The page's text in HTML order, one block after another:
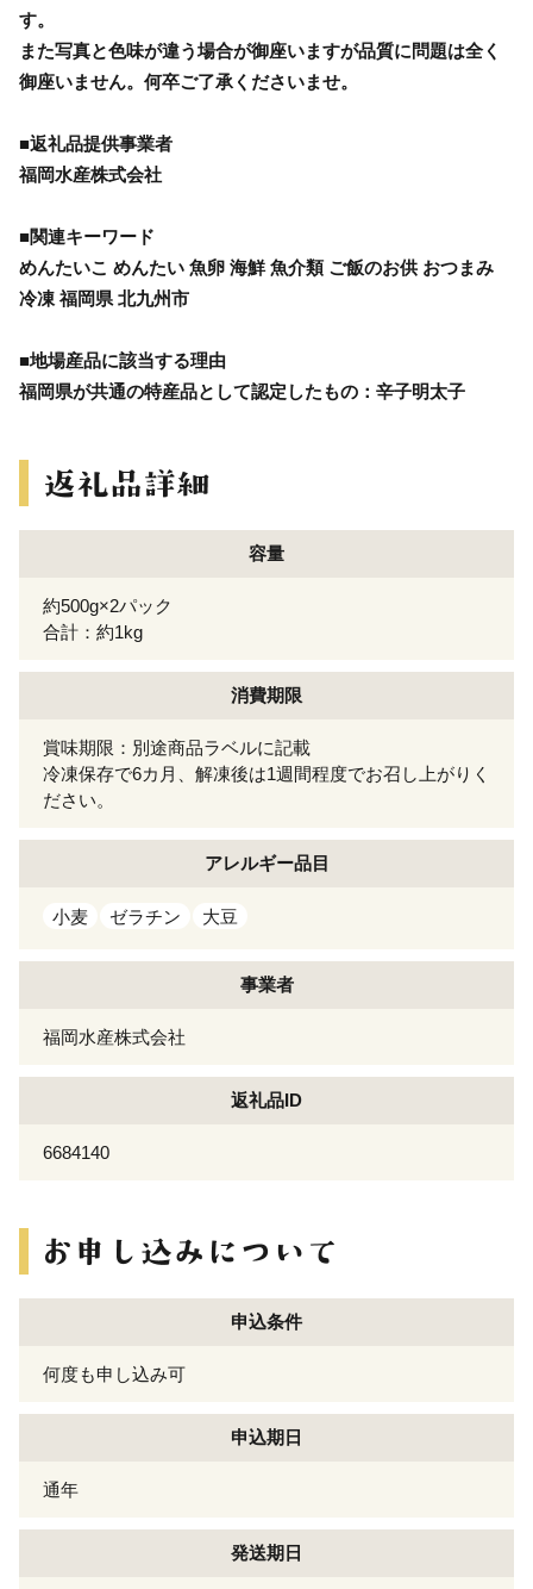
す。
また写真と色味が違う場合が御座いますが品質に問題は全く
御座いません。何卒ご了承くださいませ。
■返礼品提供事業者
福岡水産株式会社
■関連キーワード
めんたいこ めんたい 魚卵 海鮮 魚介類 ご飯のお供 おつまみ
冷凍 福岡県 北九州市
■地場産品に該当する理由
福岡県が共通の特産品として認定したもの：辛子明太子
容量
約500g×2パック
合計：約1kg
消費期限
賞味期限：別途商品ラベルに記載
冷凍保存で6カ月、解凍後は1週間程度でお召し上がりく
ださい。
アレルギー品目
小麦 ゼラチン 大豆
事業者
福岡水産株式会社
返礼品ID
6684140
申込条件
何度も申し込み可
申込期日
通年
発送期日